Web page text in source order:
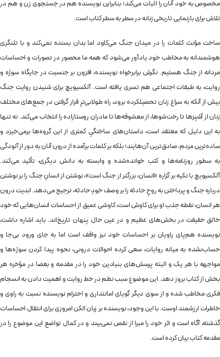
مخصوص به خود آنان را اثبات می‌کند؛ بنابراین نویسنده هم در جستجوی زن و هم در
تلاش برای بازنمایی تاریخی زنانه در سطر به سطر کتاب است.
ساخت مؤنث کلمات را در میدان جنگ می‌کاود اما بدان بسنده نمی‌کند و با تلنگری
هوشمندانه به مخاطب خود یادآور می‌شود که همه ما محصور در تصورات و احساسات
مردانه از جنگ هستیم. نگرش برابرخواه نویسنده، افزون بر جنسیت در جایگاه سوژه و
روایت، به طبقات اجتماعی هم تسری یافته است. آلکسیویچ برای شنیدن روایت جنگ
بیش از آنکه به سراغ زنان تحصیلکرده برود، راه طولانی‌ترِ قرار گرفتن در جمع‌های مختلف
زنان از آشپزها تا رخت‌شوها، از معشوقه‌ها تا مادران روستازاده را انتخاب می‌کند. نه تنها
به این دلیل که معتقد است، داستان‌های ساختگیِ کمتری از این گروه‌ها برمی‌خیزد و
ساده‌ترین مردم، صادق‌ترین آن‌هایند؛ بلکه بر کلمات برآمده از درون آنان به دور از آلودگی
به سطور روزنامه‌ها و کتب خوانده‌شده و وابسته به دانش دیگری، تأکید می‌کند.
آلکسیویچ با تکیه بر گزاره «انسان، بزرگتر از جنگ است»، نوشتن از انسانِ جنگ را بر نوشتن
درباره جنگ و پرداختن به روحِ حادثه را بر وصف خودِ حادثه، ترجیح می‌دهد. ابدیت درون
هر انسان، نقطه جذب او برای کاوش است، کاوشی عمیق از احساسات انسان‌هایی که خود
خالق حقیقت در بخش‌های عظیم و در عین حال پنهان تاریخ‌اند. باید اشاره داشت،
نویسنده هم‌پای راویان بر احساسات خود نیز واقف است اما به جای ورود بی‌جا و
حساب‌نشده به میانه روایات، سعی کرده احوالات درونی، نحوه پیدا کردن سوژه‌ها و
مواجهه با هر یک و البته پرسش‌های بنیادین خود را در مقدمه و بعضا در مؤخره هر
بخش از کتاب بروز دهد. این موضوع سبب نظم در خط روایت و اهمیت دادن به انسجام
فکری مخاطب شده و از سوی دیگر گویای امانتداری و احترام نویسنده نسبت به راوی و
خاطرات ارزشمند اوست. با این وجود، نویسنده بر زبان الکن امروزی برای انتقال احساسات
گذشته، آگاه است و اثر خود را مبرا از نقص نمی‌بیند و در کمال تواضع این موضوع را در
مقدمه کتاب بیان کرده است.